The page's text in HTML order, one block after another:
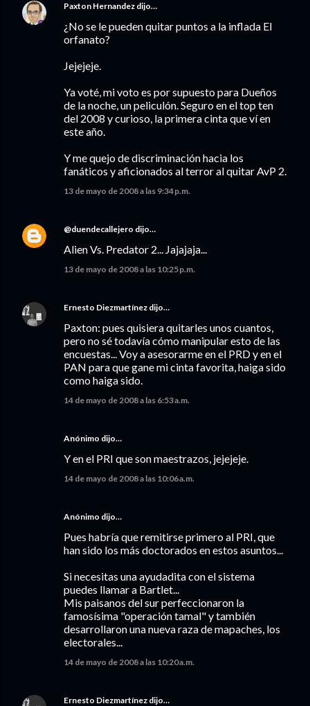
Paxton Hernandez dijo…
¿No se le pueden quitar puntos a la inflada El
orfanato?
Jejejeje.
Ya voté, mi voto es por supuesto para Dueños
de la noche, un peliculón. Seguro en el top ten
del 2008 y curioso, la primera cinta que ví en
este año.
Y me quejo de discriminación hacia los
fanáticos y aficionados al terror al quitar AvP 2.
13 de mayo de 2008 a las 9:34 p.m.
@duendecallejero dijo…
Alien Vs. Predator 2... Jajajaja...
13 de mayo de 2008 a las 10:25 p.m.
Ernesto Diezmartínez dijo…
Paxton: pues quisiera quitarles unos cuantos,
pero no sé todavía cómo manipular esto de las
encuestas... Voy a asesorarme en el PRD y en el
PAN para que gane mi cinta favorita, haiga sido
como haiga sido.
14 de mayo de 2008 a las 6:53 a.m.
Anónimo dijo…
Y en el PRI que son maestrazos, jejejeje.
14 de mayo de 2008 a las 10:06 a.m.
Anónimo dijo…
Pues habría que remitirse primero al PRI, que
han sido los más doctorados en estos asuntos...
Si necesitas una ayudadita con el sistema
puedes llamar a Bartlet...
Mis paisanos del sur perfeccionaron la
famosísima "operación tamal" y también
desarrollaron una nueva raza de mapaches, los
electorales...
14 de mayo de 2008 a las 10:20 a.m.
Ernesto Diezmartínez dijo…